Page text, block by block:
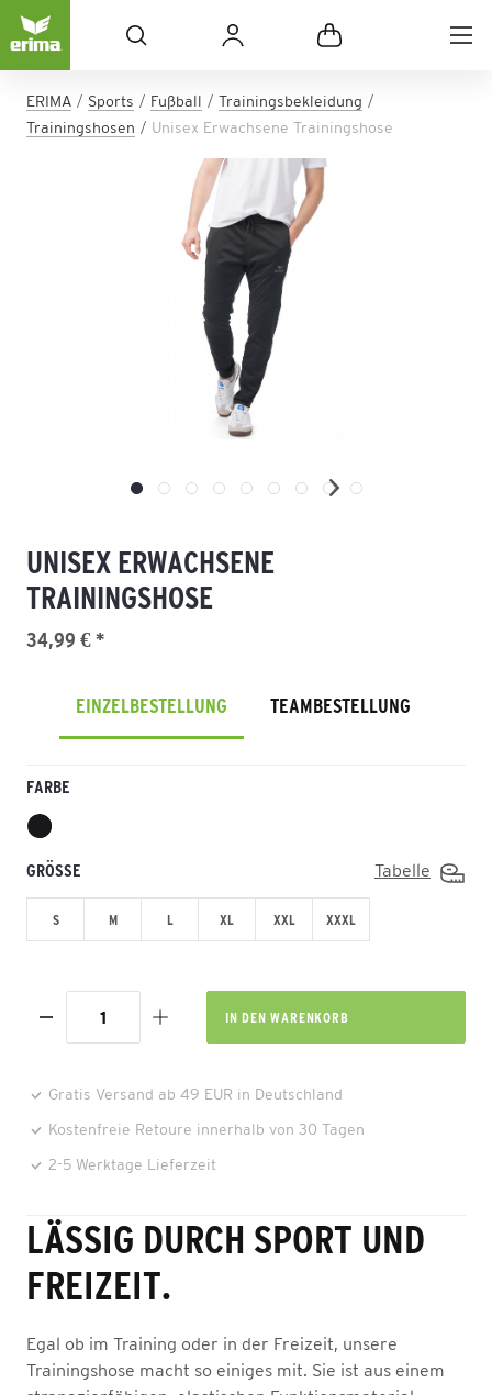
ERIMA Sports Fußball
Trainingsbekleidung
Trainingshosen
Unisex Erwachsene Trainingshose
UNISEX ERWACHSENE
TRAININGSHOSE
34,99 € *
EINZELBESTELLUNG TEAMBESTELLUNG
FARBE
GRÖSSE Tabelle
S M L XL XXL XXXL
IN DEN WARENKORB
Gratis Versand ab 49 EUR in Deutschland
Kostenfreie Retoure innerhalb von 30 Tagen
2-5 Werktage Lieferzeit
LÄSSIG DURCH SPORT UND
FREIZEIT.
Egal ob im Training oder in der Freizeit, unsere
Trainingshose macht so einiges mit. Sie ist aus einem